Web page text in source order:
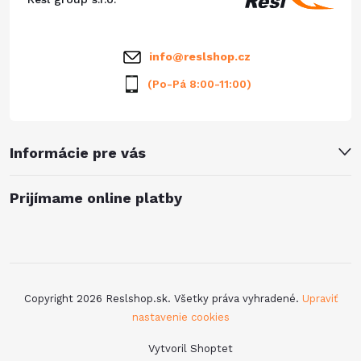
Informácie pre vás
info@reslshop.cz
(Po-Pá 8:00-11:00)
Prijímame online platby
Vytvoril Shoptet
Copyright 2026 Reslshop.sk. Všetky práva vyhradené. Upraviť
nastavenie cookies